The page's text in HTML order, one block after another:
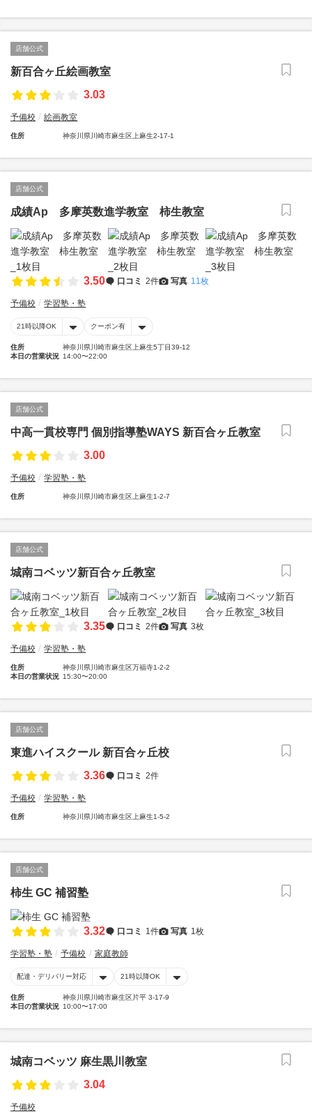
店舗公式
新百合ヶ丘絵画教室
3.03
予備校 絵画教室
住所 神奈川県川崎市麻生区上麻生2-17-1
店舗公式
成績Ap 多摩英数進学教室 柿生教室
3.50 口コミ 2件 写真 11枚
予備校 学習塾・塾
21時以降OK クーポン有
住所
神奈川県川崎市麻生区上麻生5丁目39-12
本日の営業状況 14:00〜22:00
店舗公式
中高一貫校専門 個別指導塾WAYS 新百合ヶ丘教室
3.00
予備校 学習塾・塾
住所 神奈川県川崎市麻生区上麻生1-2-7
店舗公式
城南コベッツ新百合ヶ丘教室
3.35 口コミ 2件 写真 3枚
予備校 学習塾・塾
住所
神奈川県川崎市麻生区万福寺1-2-2
本日の営業状況 15:30〜20:00
店舗公式
東進ハイスクール 新百合ヶ丘校
3.36
口コミ 2件
予備校 学習塾・塾
住所 神奈川県川崎市麻生区上麻生1-5-2
店舗公式
柿生 GC 補習塾
3.32 口コミ 1件 写真 1枚
学習塾・塾 予備校 家庭教師
配達・デリバリー対応 21時以降OK
住所
神奈川県川崎市麻生区片平 3-17-9
本日の営業状況 10:00〜17:00
城南コベッツ 麻生黒川教室
3.04
予備校